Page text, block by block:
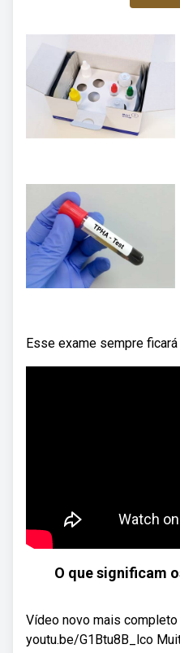
Esse exame sempre
O que significam
Vídeo novo mais
youtu.be/G1Btu8B_lco